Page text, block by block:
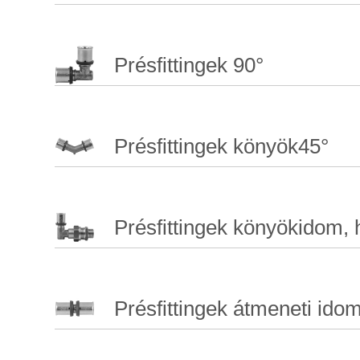
Présfittingek 90°
Présfittingek könyök45°
Présfittingek könyökidom,
Présfittingek átmeneti idom